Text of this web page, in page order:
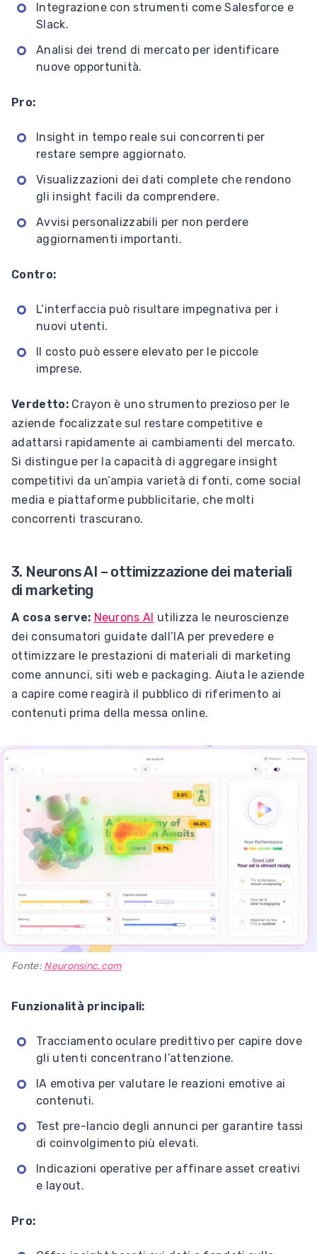
Integrazione con strumenti come Salesforce e
Slack.
Analisi dei trend di mercato per identificare
nuove opportunità.
Pro:
Insight in tempo reale sui concorrenti per
restare sempre aggiornato.
Visualizzazioni dei dati complete che rendono
gli insight facili da comprendere.
Avvisi personalizzabili per non perdere
aggiornamenti importanti.
Contro:
L’interfaccia può risultare impegnativa per i
nuovi utenti.
Il costo può essere elevato per le piccole
imprese.
Verdetto:Crayon è uno strumento prezioso per le
aziende focalizzate sul restare competitive e
adattarsi rapidamente ai cambiamenti del mercato.
Si distingue per la capacità di aggregare insight
competitivi da un’ampia varietà di fonti, come social
media e piattaforme pubblicitarie, che molti
concorrenti trascurano.
3. Neurons AI – ottimizzazione dei materiali
di marketing
A cosa serve: Neurons AI utilizza le neuroscienze
dei consumatori guidate dall’IA per prevedere e
ottimizzare le prestazioni di materiali di marketing
come annunci, siti web e packaging. Aiuta le aziende
a capire come reagirà il pubblico di riferimento ai
contenuti prima della messa online.
Fonte: Neuronsinc.com
Funzionalità principali:
Tracciamento oculare predittivo per capire dove
gli utenti concentrano l’attenzione.
IA emotiva per valutare le reazioni emotive ai
contenuti.
Test pre-lancio degli annunci per garantire tassi
di coinvolgimento più elevati.
Indicazioni operative per affinare asset creativi
e layout.
Pro: